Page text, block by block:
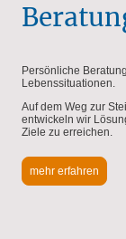
Persönliche
Lebenssituationen.
Auf dem Weg zur
entwickeln wir
Ziele zu erreichen.
mehr erfahren